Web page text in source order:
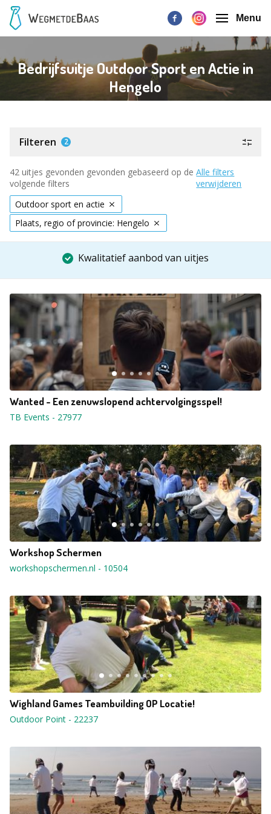
Menu
Bedrijfsuitje Outdoor Sport en Actie in
Hengelo
Filteren 2
42 uitjes gevonden gevonden gebaseerd op de
volgende filters
Alle filters
verwijderen
Outdoor sport en actie
Plaats, regio of provincie: Hengelo
Kwalitatief aanbod van uitjes
Wanted - Een zenuwslopend achtervolgingsspel!
TB Events - 27977
Workshop Schermen
workshopschermen.nl - 10504
Wighland Games Teambuilding OP Locatie!
Outdoor Point - 22237